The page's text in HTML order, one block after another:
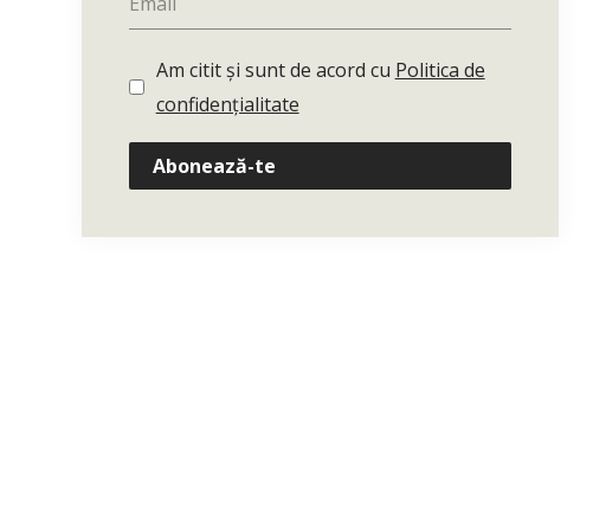
Am citit și sunt de acord cu Politica de
confidențialitate
Abonează-te